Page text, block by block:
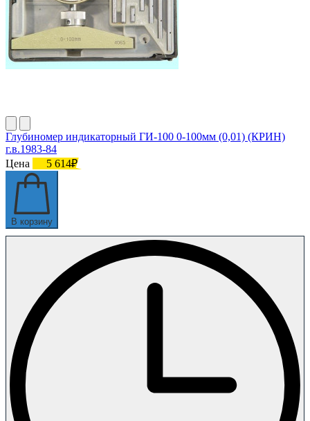
Глубиномер индикаторный ГИ-100 0-100мм (0,01) (КРИН)
г.в.1983-84
Цена
5 614₽
В корзину